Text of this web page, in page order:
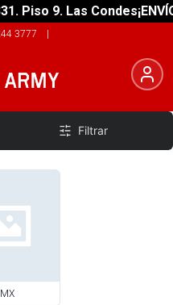
Piso 9. Las Condes
3777 |
Filtrar